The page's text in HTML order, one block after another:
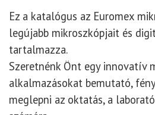
Ez a katalógus az Euromex
legújabb mikroszkópjait és
tartalmazza.
Szeretnénk Önt egy innovatív
alkalmazásokat bemutató,
meglepni az oktatás, a